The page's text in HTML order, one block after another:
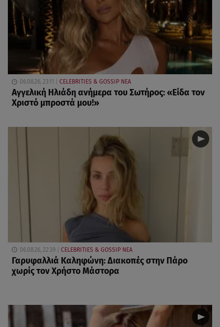
06.08.26, 23:11 CELEBRITIES & GOSSIP ΝΕΑ
Αγγελική Ηλιάδη ανήμερα του Σωτήρος: «Είδα τον
Χριστό μπροστά μου!»
06.08.26, 22:39 CELEBRITIES & GOSSIP ΝΕΑ
Γαρυφαλλιά Καληφώνη: Διακοπές στην Πάρο
χωρίς τον Χρήστο Μάστορα